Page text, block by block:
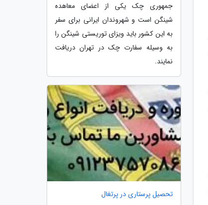
جمهوری چک یکی از اعضای معاهده
شینگن است و شهروندان ایرانی برای سفر
به این کشور باید ویزای توریستی شینگن را
به وسیله سفارت چک در تهران دریافت
نمایند.
تحصیل پرستاری در پرتغال